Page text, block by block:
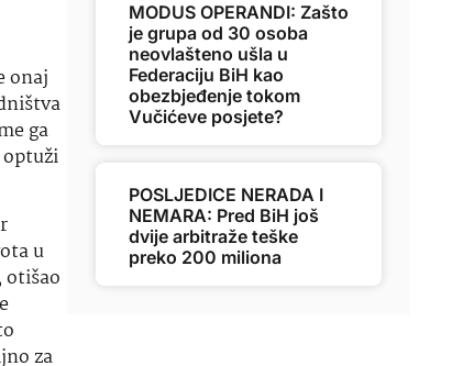
onaj
ga
u
otišao
za
MODUS OPERANDI: Zašto
je grupa od 30 osoba
neovlašteno ušla u
Federaciju BiH kao
obezbjeđenje tokom
Vučićeve posjete?
POSLJEDICE NERADA I
NEMARA: Pred BiH još
dvije arbitraže teške
preko 200 miliona